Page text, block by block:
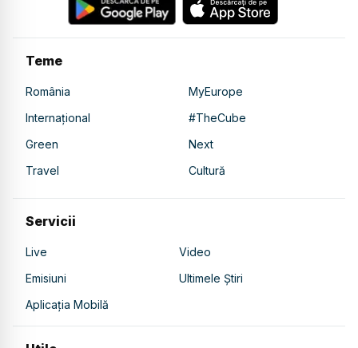
Teme
România
MyEurope
Internațional
#TheCube
Green
Next
Travel
Cultură
Servicii
Live
Video
Emisiuni
Ultimele Știri
Aplicația Mobilă